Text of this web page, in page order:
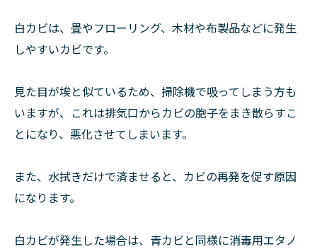
白カビは、畳やフローリング、木材や布製品などに発生
しやすいカビです。
見た目が埃と似ているため、掃除機で吸ってしまう方も
いますが、これは排気口からカビの胞子をまき散らすこ
とになり、悪化させてしまいます。
また、水拭きだけで済ませると、カビの再発を促す原因
になります。
白カビが発生した場合は、青カビと同様に消毒用エタノ